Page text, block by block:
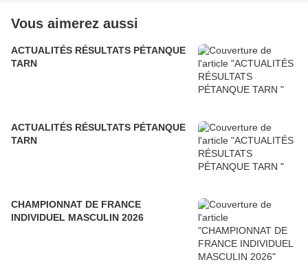
Vous aimerez aussi
ACTUALITÉS RÉSULTATS PÉTANQUE
TARN
ACTUALITÉS RÉSULTATS PÉTANQUE
TARN
CHAMPIONNAT DE FRANCE
INDIVIDUEL MASCULIN 2026